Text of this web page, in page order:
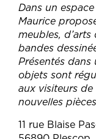
Dans un
Maurice
meubles,
bandes
Présentés dans
objets sont
aux visiteurs
nouvelles
11 rue Blaise